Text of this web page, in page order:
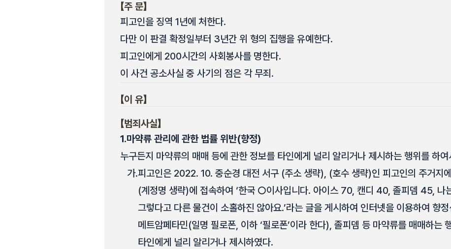
【주 문】
피고인을 징역 1년에 처한다.
다만 이 판결 확정일부터 3년간 위 형의 집행을 유예한다.
피고인에게 200시간의 사회봉사를 명한다.
이 사건 공소사실 중 사기의 점은 각 무죄.
【이 유】
【범죄사실】
1.마약류 관리에 관한 법률 위반(향정)
누구든지 마약류의 매매 등에 관한 정보를 타인에게 널리 알리거나 제시하는 행위를 하
가.피고인은 2022. 10. 중순경 대전 서구 (주소 생략), (호수 생략)인 피고인의 주거지
(계정명 생략)에 접속하여 ‘한국 ○이사입니다. 아이스 70, 캔디 40, 졸피뎀 45, 나
그렇다고 다른 물건이 소홀하진 않아요.’라는 글을 게시하여 인터넷을 이용하여 향
메트암페타민(일명 필로폰, 이하 ‘필로폰’이라 한다), 졸피뎀 등 마약류를 매매하는
타인에게 널리 알리거나 제시하였다.